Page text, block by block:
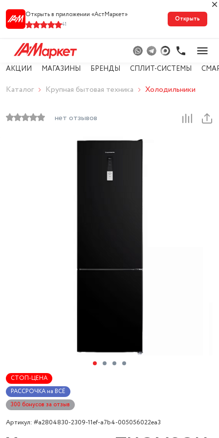
Открыть в приложении «АстМарке‪т‬»
41
Открыть
АКЦИИ МАГАЗИНЫ БРЕНДЫ СПЛИТ-СИСТЕМЫ
Каталог Крупная бытовая техника Холодильники
нет отзывов
СТОП-ЦЕНА
РАССРОЧКА на ВСЁ
300 бонусов за отзыв
Артикул: #a2804830-2309-11ef-a7b4-005056022ea3